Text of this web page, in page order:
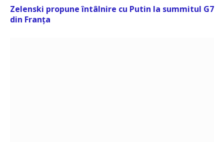
Zelenski propune întâlnire cu Putin la summitul G7
din Franța